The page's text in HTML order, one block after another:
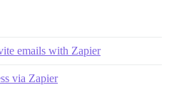
emails with Zapier
via Zapier